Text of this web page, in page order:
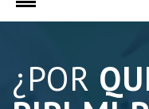
¿POR